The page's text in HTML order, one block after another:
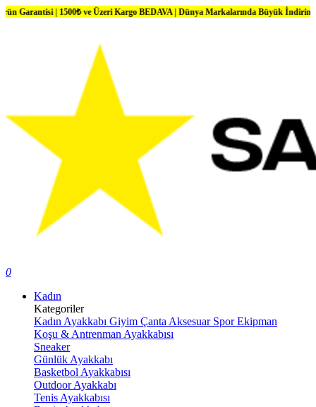
| 1500₺ ve Üzeri Kargo BEDAVA | Dünya Markalarında Büyük İndirimler
0
Kadın
Kategoriler
Kadın Ayakkabı Giyim Çanta Aksesuar Spor Ekipman
Koşu & Antrenman Ayakkabısı
Sneaker
Günlük Ayakkabı
Basketbol Ayakkabısı
Outdoor Ayakkabı
Tenis Ayakkabısı